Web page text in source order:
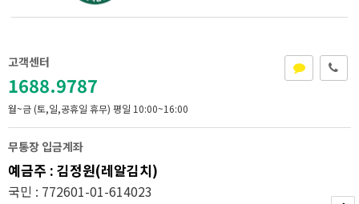
고객센터
1688.9787
월~금 (토,일,공휴일 휴무) 평일 10:00~16:00
무통장 입금계좌
예금주 : 김정원(레알김치)
국민 : 772601-01-614023